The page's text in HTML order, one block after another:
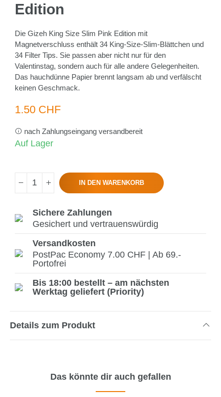
Edition
Die Gizeh King Size Slim Pink Edition mit
Magnetverschluss enthält 34 King-Size-Slim-Blättchen und
34 Filter Tips. Sie passen aber nicht nur für den
Valentinstag, sondern auch für alle andere Gelegenheiten.
Das hauchdünne Papier brennt langsam ab und verfälscht
keinen Geschmack.
1.50 CHF
nach Zahlungseingang versandbereit
Auf Lager
IN DEN WARENKORB
Sichere Zahlungen
Gesichert und vertrauenswürdig
Versandkosten
PostPac Economy 7.00 CHF | Ab 69.-
Portofrei
Bis 18:00 bestellt – am nächsten
Werktag geliefert (Priority)
Details zum Produkt
Das könnte dir auch gefallen